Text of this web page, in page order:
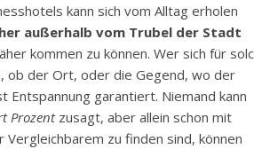
kann sich vom Alltag erholen
außerhalb vom Trubel der Stadt
kommen zu können. Wer sich für
ob der Ort, oder die Gegend, wo der
Entspannung garantiert. Niemand kann
Prozentzusagt, aber allein schon mit
zu finden sind, können